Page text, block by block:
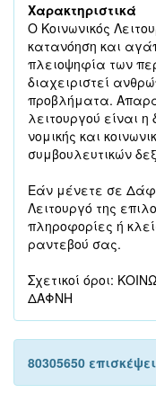
Χαρακτηριστικά
Ο Κοινωνικός
κατανόηση και
πλειοψηφία των
διαχειριστεί
προβλήματα.
λειτουργού είναι
νομικής και
συμβουλευτικών
Εάν μένετε σε
Λειτουργό της
πληροφορίες ή
ραντεβού σας.
Σχετικοί όροι:
ΔΑΦΝΗ
80305650